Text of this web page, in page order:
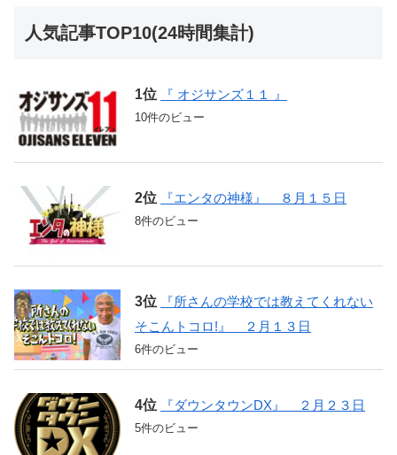
人気記事TOP10(24時間集計)
『 オジサンズ１１ 』
10件のビュー
『エンタの神様』 ８月１５日
8件のビュー
『所さんの学校では教えてくれない
そこんトコロ!』 ２月１３日
6件のビュー
『ダウンタウンDX』 ２月２３日
5件のビュー